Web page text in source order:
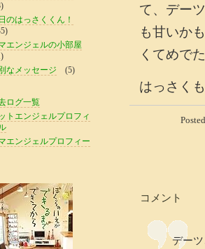
て、デー
も甘いか
くてめで
はっさく
コメント
デー
のはっさくくん！
エンジェルの小部屋
なメッセージ (5)
ログ一覧
トエンジェルプロフィ
エンジェルプロフィー